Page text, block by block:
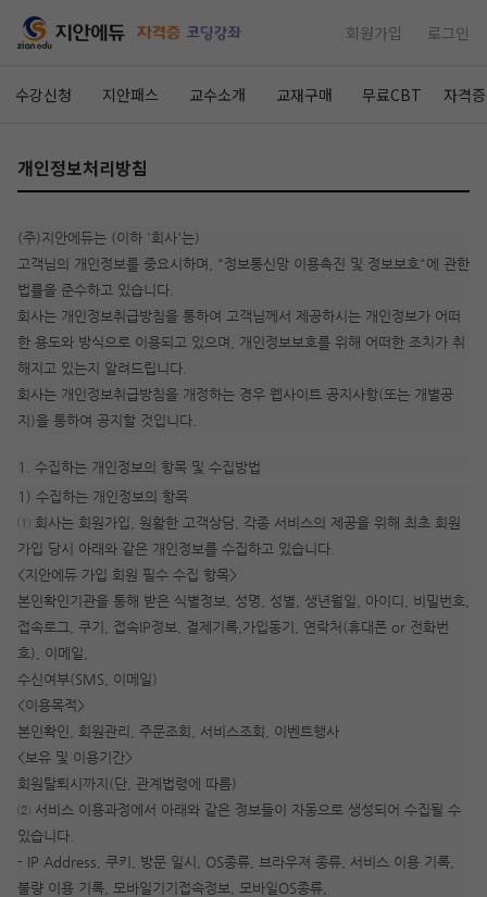
회원가입 로그인
수강신청 지안패스 교수소개 교재구매 무료CBT 자격
시 수강일 3일 자동 연장! 실기 87% 적중 신화 정
개인정보처리방침
(주)지안에듀는 (이하 '회사'는)
고객님의 개인정보를 중요시하며, "정보통신망 이용촉진 및 정보보호"에 관한
법률을 준수하고 있습니다.
회사는 개인정보취급방침을 통하여 고객님께서 제공하시는 개인정보가 어떠
한 용도와 방식으로 이용되고 있으며, 개인정보보호를 위해 어떠한 조치가 취
해지고 있는지 알려드립니다.
회사는 개인정보취급방침을 개정하는 경우 웹사이트 공지사항(또는 개별공
지)을 통하여 공지할 것입니다.
1. 수집하는 개인정보의 항목 및 수집방법
1) 수집하는 개인정보의 항목
① 회사는 회원가입, 원활한 고객상담, 각종 서비스의 제공을 위해 최초 회원
가입 당시 아래와 같은 개인정보를 수집하고 있습니다.
<지안에듀 가입 회원 필수 수집 항목>
본인확인기관을 통해 받은 식별정보, 성명, 성별, 생년월일, 아이디, 비밀번호,
접속로그, 쿠기, 접속IP정보, 결제기록,가입동기, 연락처(휴대폰 or 전화번
호), 이메일,
수신여부(SMS, 이메일)
<이용목적>
본인확인, 회원관리, 주문조회, 서비스조회, 이벤트행사
<보유 및 이용기간>
회원탈퇴시까지(단, 관계법령에 따름)
② 서비스 이용과정에서 아래와 같은 정보들이 자동으로 생성되어 수집될 수
있습니다.
- IP Address, 쿠키, 방문 일시, OS종류, 브라우져 종류, 서비스 이용 기록,
불량 이용 기록, 모바일기기접속정보, 모바일OS종류,